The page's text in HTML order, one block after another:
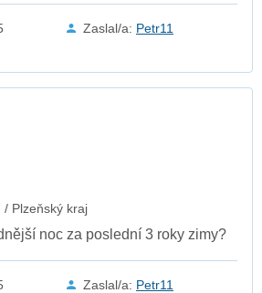
Zaslal/a: Petr11
/ Plzeňský kraj
noc za poslední 3 roky zimy?
Zaslal/a: Petr11